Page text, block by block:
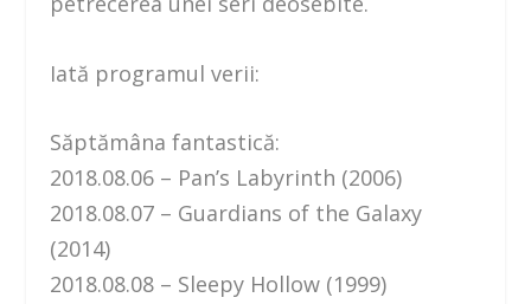
Iată programul verii:
Săptămâna fantastică:
2018.08.06 – Pan’s Labyrinth (2006)
2018.08.07 – Guardians of the Galaxy
(2014)
2018.08.08 – Sleepy Hollow (1999)